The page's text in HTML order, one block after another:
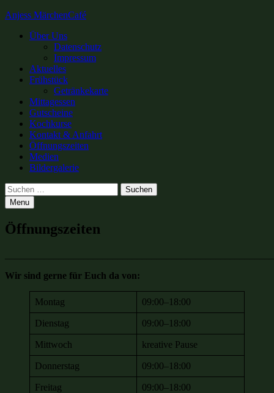
Anjess MärchenCafé
Primary
Über Uns
Datenschutz
Impressum
Aktuelles
Frühstück
Getränkekarte
Mittagessen
Gutscheine
Kochkurse
Kontakt & Anfahrt
Öffnungszeiten
Medien
Bildergalerie
Search
Suchen
nach:
Menu
Öffnungszeiten
Wir sind gerne für Euch da von:
Montag 09:00–18:00
Dienstag 09:00–18:00
Mittwoch kreative Pause
Donnerstag 09:00–18:00
Freitag 09:00–18:00